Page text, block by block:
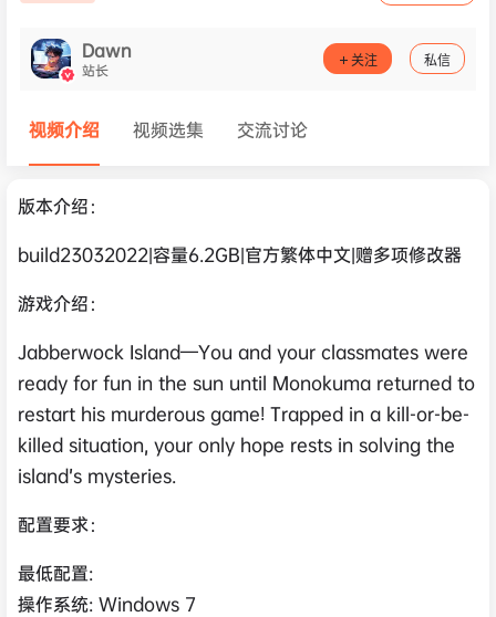
Dawn
站长 关注 私信
视频介绍 视频选集 交流讨论
版本介绍：
build23032022|容量6.2GB|官方繁体中文|赠多项修改器
游戏介绍：
Jabberwock Island—You and your classmates were
ready for fun in the sun until Monokuma returned to
restart his murderous game! Trapped in a kill-or-be-
killed situation, your only hope rests in solving the
island’s mysteries.
配置要求：
最低配置:
操作系统: Windows 7